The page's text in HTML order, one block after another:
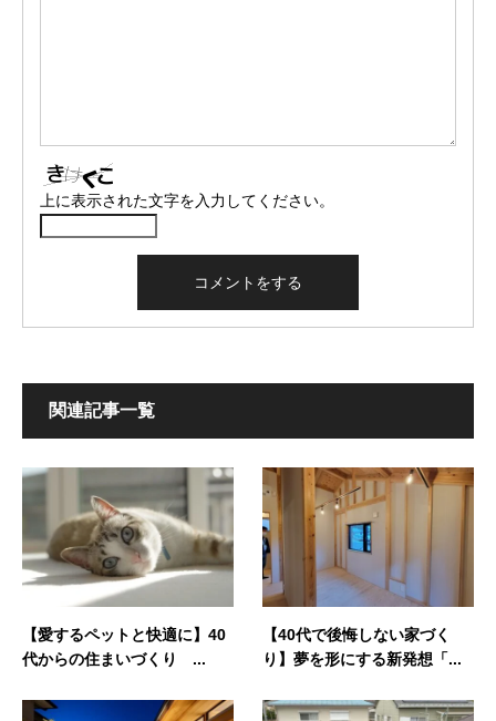
上に表示された文字を入力してください。
関連記事一覧
【愛するペットと快適に】40
代からの住まいづくり ...
【40代で後悔しない家づく
り】夢を形にする新発想「...